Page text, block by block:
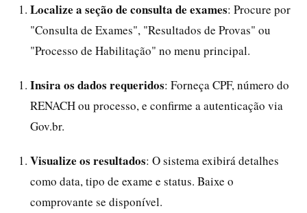
Localize a seção de consulta de exames: Procure por
"Consulta de Exames", "Resultados de Provas" ou
"Processo de Habilitação" no menu principal.
Insira os dados requeridos: Forneça CPF, número do
RENACH ou processo, e confirme a autenticação via
Gov.br.
Visualize os resultados: O sistema exibirá detalhes
como data, tipo de exame e status. Baixe o
comprovante se disponível.